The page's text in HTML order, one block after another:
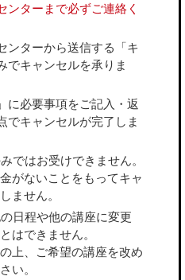
ンターまで必ずご連絡く
ンターから送信する「キ
でキャンセルを承りま
に必要事項をご記入・返
でキャンセルが完了しま
ではお受けできません。
がないことをもってキャ
ません。
日程や他の講座に変更
はできません。
上、ご希望の講座を改め
い。